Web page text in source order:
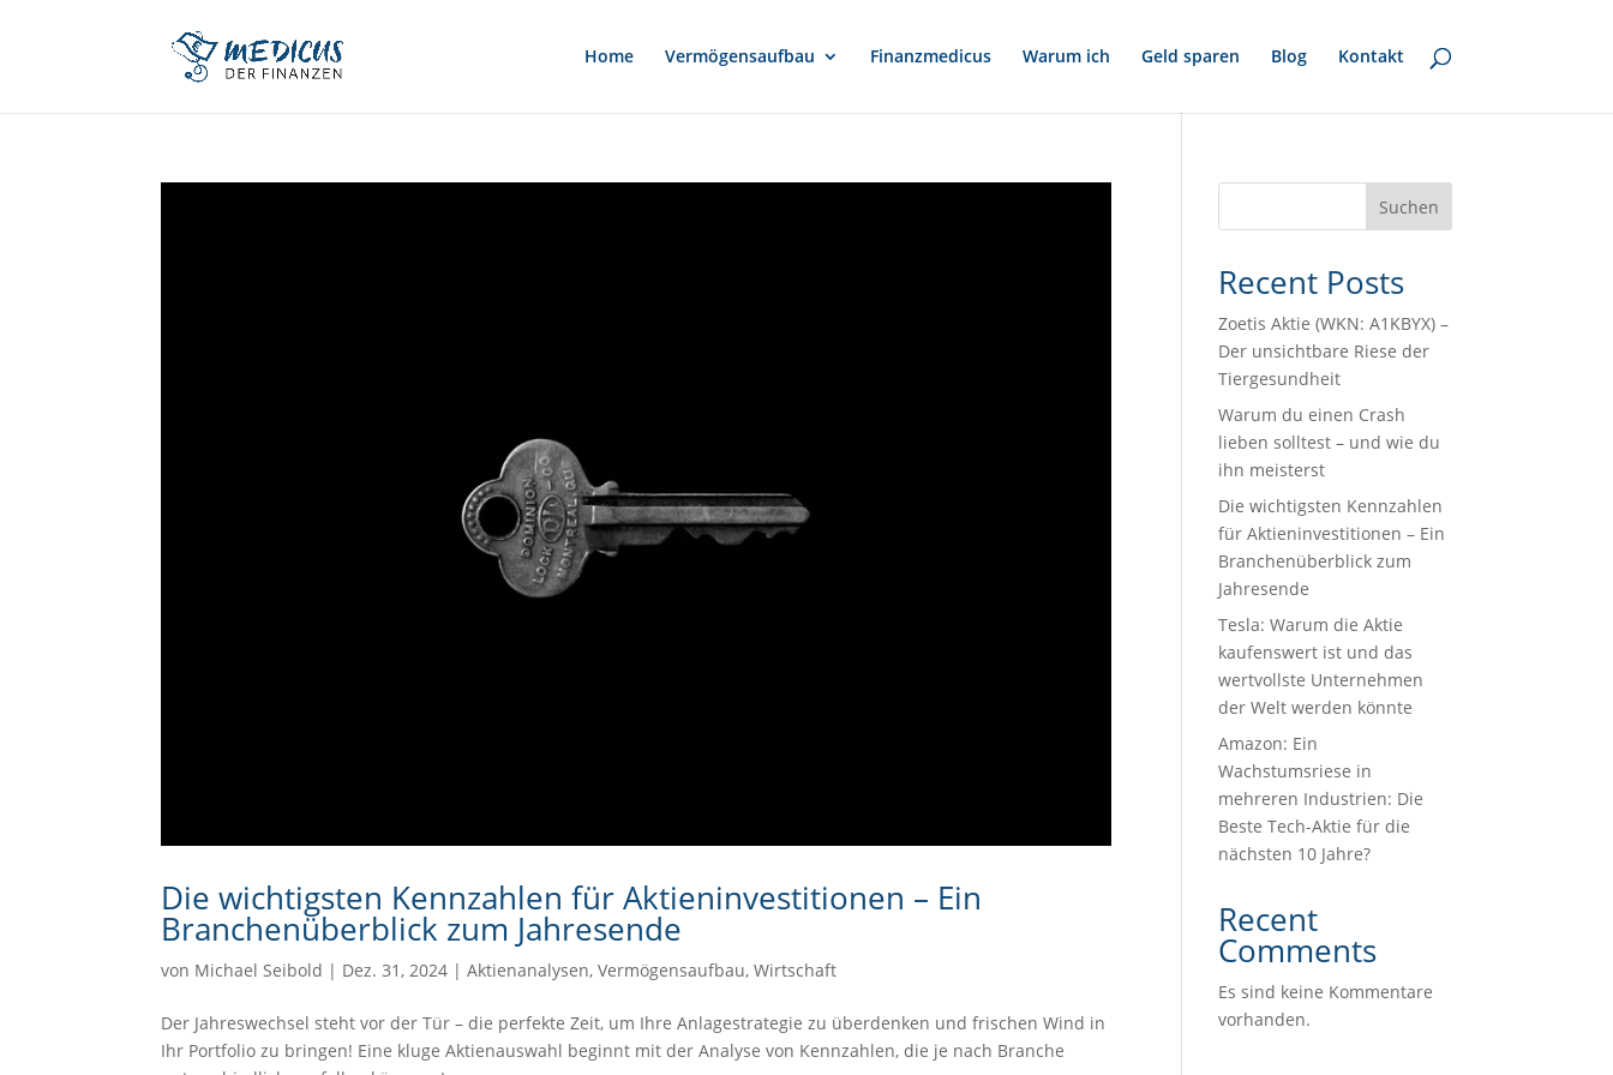
Home Vermögensaufbau Finanzmedicus Warum ich Geld sparen Blog Kontakt
Die wichtigsten Kennzahlen für Aktieninvestitionen – Ein
Branchenüberblick zum Jahresende
von Michael Seibold | Dez. 31, 2024 |Aktienanalysen,Vermögensaufbau,Wirtschaft
Der Jahreswechsel steht vor der Tür – die perfekte Zeit, um Ihre Anlagestrategie zu überdenken und frischen Wind in
Ihr Portfolio zu bringen! Eine kluge Aktienauswahl beginnt mit der Analyse von Kennzahlen, die je nach Branche
Suchen
Recent Posts
Zoetis Aktie (WKN: A1KBYX) –
Der unsichtbare Riese der
Tiergesundheit
Warum du einen Crash
lieben solltest – und wie du
ihn meisterst
Die wichtigsten Kennzahlen
für Aktieninvestitionen – Ein
Branchenüberblick zum
Jahresende
Tesla: Warum die Aktie
kaufenswert ist und das
wertvollste Unternehmen
der Welt werden könnte
Amazon: Ein
Wachstumsriese in
mehreren Industrien: Die
Beste Tech-Aktie für die
nächsten 10 Jahre?
Recent
Comments
Es sind keine Kommentare
vorhanden.